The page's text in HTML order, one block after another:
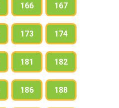
166 167
173 174
181 182
186 188